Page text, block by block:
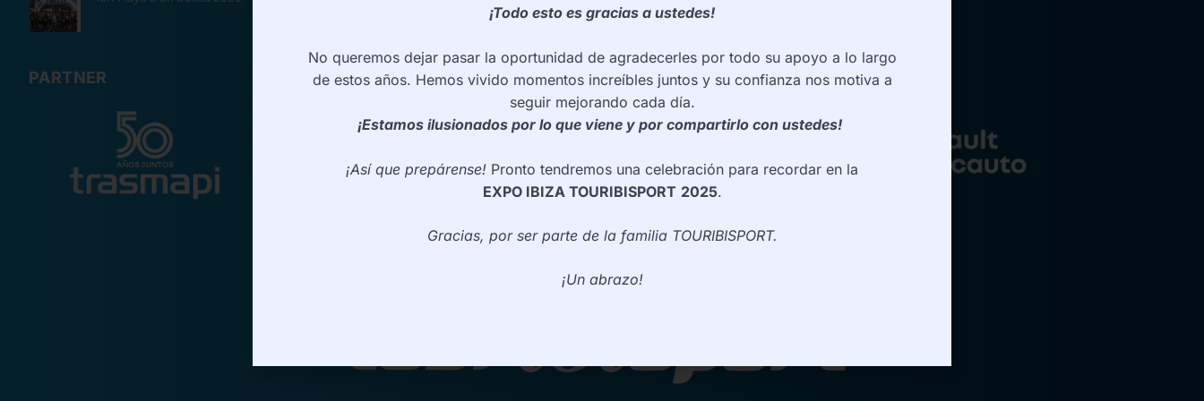
PARTNER
¡Todo esto es gracias a ustedes!
No queremos dejar pasar la oportunidad de agradecerles por todo su apoyo a lo largo
de estos años. Hemos vivido momentos increíbles juntos y su confianza nos motiva a
seguir mejorando cada día.
¡Estamos ilusionados por lo que viene y por compartirlo con ustedes!
¡Así que prepárense! Pronto tendremos una celebración para recordar en la
EXPO IBIZA TOURIBISPORT 2025.
Gracias, por ser parte de la familia TOURIBISPORT.
¡Un abrazo!